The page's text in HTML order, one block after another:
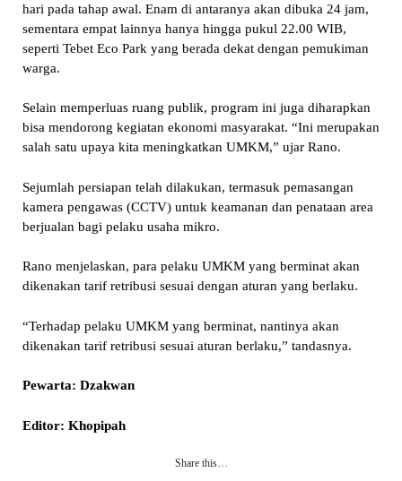
hari pada tahap awal. Enam di antaranya akan dibuka 24 jam,
sementara empat lainnya hanya hingga pukul 22.00 WIB,
seperti Tebet Eco Park yang berada dekat dengan pemukiman
warga.
Selain memperluas ruang publik, program ini juga diharapkan
bisa mendorong kegiatan ekonomi masyarakat. “Ini merupakan
salah satu upaya kita meningkatkan UMKM,” ujar Rano.
Sejumlah persiapan telah dilakukan, termasuk pemasangan
kamera pengawas (CCTV) untuk keamanan dan penataan area
berjualan bagi pelaku usaha mikro.
Rano menjelaskan, para pelaku UMKM yang berminat akan
dikenakan tarif retribusi sesuai dengan aturan yang berlaku.
“Terhadap pelaku UMKM yang berminat, nantinya akan
dikenakan tarif retribusi sesuai aturan berlaku,” tandasnya.
Pewarta: Dzakwan
Editor: Khopipah
Share this…